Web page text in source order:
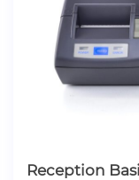
Reception